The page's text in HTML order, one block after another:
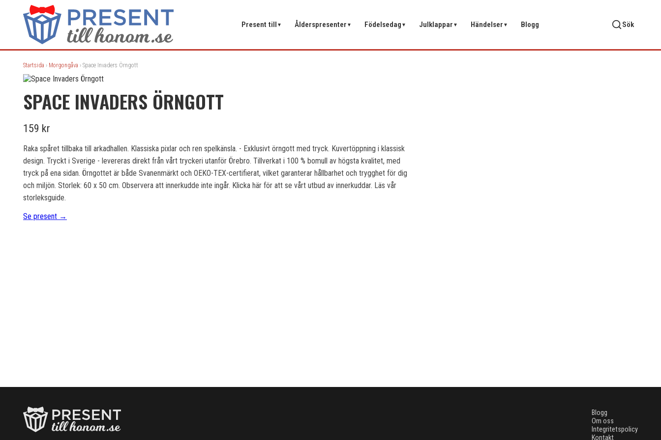
Present till ▼ Ålderspresenter ▼ Födelsedag ▼ Julklappar ▼ Händelser ▼ Blogg Sök
Startsida › Morgongåva › Space Invaders Örngott
SPACE INVADERS ÖRNGOTT
159 kr
Raka spåret tillbaka till arkadhallen. Klassiska pixlar och ren spelkänsla. - Exklusivt örngott med tryck. Kuvertöppning i klassisk
design. Tryckt i Sverige - levereras direkt från vårt tryckeri utanför Örebro. Tillverkat i 100 % bomull av högsta kvalitet, med
tryck på ena sidan. Örngottet är både Svanenmärkt och OEKO-TEX-certifierat, vilket garanterar hållbarhet och trygghet för dig
och miljön. Storlek: 60 x 50 cm. Observera att innerkudde inte ingår. Klicka här för att se vårt utbud av innerkuddar. Läs vår
storleksguide.
Se present →
Blogg
Om oss
Integritetspolicy
Kontakt